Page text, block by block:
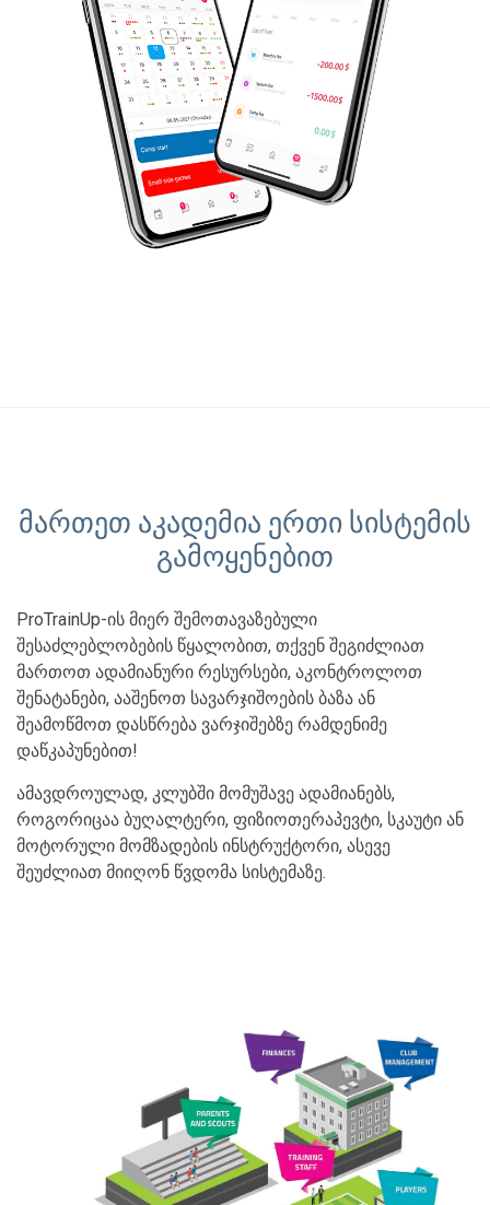
მართეთ აკადემია ერთი სისტემის
გამოყენებით
ProTrainUp-ის მიერ შემოთავაზებული
შესაძლებლობების წყალობით, თქვენ შეგიძლიათ
მართოთ ადამიანური რესურსები, აკონტროლოთ
შენატანები, ააშენოთ სავარჯიშოების ბაზა ან
შეამოწმოთ დასწრება ვარჯიშებზე რამდენიმე
დაწკაპუნებით!
ამავდროულად, კლუბში მომუშავე ადამიანებს,
როგორიცაა ბუღალტერი, ფიზიოთერაპევტი, სკაუტი ან
მოტორული მომზადების ინსტრუქტორი, ასევე
შეუძლიათ მიიღონ წვდომა სისტემაზე.